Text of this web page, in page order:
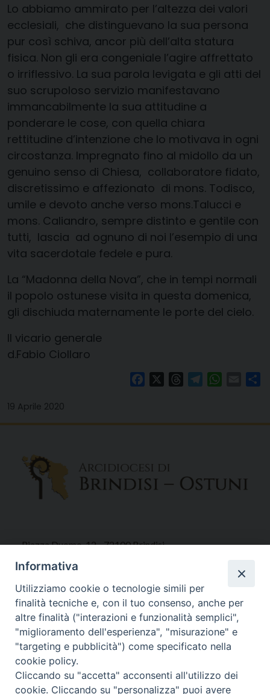
Lo abbiamo ammirato per l’altezza dei valori
ecclesiali, che distinguevano la sua persona
pur così schiva, ancor più dell’alta statura
fisica. Non gli era congeniale l’agire affrettato
o irriflessivo. La sua parola levigata e gli atti del
suo scrupoloso servizio manifestavano
immancabilmente la sua attitudine a
ponderare le cose, con quella chiara
rettitudine d’intenzione che lo motivava in ogni
circostanza. Impregnato fino al midollo da un
genuino senso di Chiesa, collaboratore fidato,
discretissimo e affezionato di mons. Todisco,
umile e devoto anche verso mons.Talucci e
mons. Caliandro, sempre distinto e gentile con
tutti, lascia ad ognuno di noi l’esempio di una
vita sacerdotale fedele e pura.
La “Madonna della Nova”, che in tempi normali
il popolo ostunese visita in questa domenica,
gli dischiuda maternamente le porte del cielo.
Il vicario generale
d.Fabio Ciollaro
FacebookThreadsTelegram Email
19 Aprile 2020
Piazza Duomo, 12 - 72100 Brindisi
Tel 0831.521958
Fax 0831.528315
Orari Curia
Mar. / Mer. / Giov. ore 9 - 13
nei mesi estivi solo Martedì ore 9 - 13
Informativa
Utilizziamo cookie o tecnologie simili per
finalità tecniche e, con il tuo consenso, anche per
altre finalità ("interazioni e funzionalità semplici",
"miglioramento dell'esperienza", "misurazione" e
"targeting e pubblicità") come specificato nella
cookie policy.
Cliccando su "accetta" acconsenti all'utilizzo dei
cookie. Cliccando su "personalizza" puoi avere